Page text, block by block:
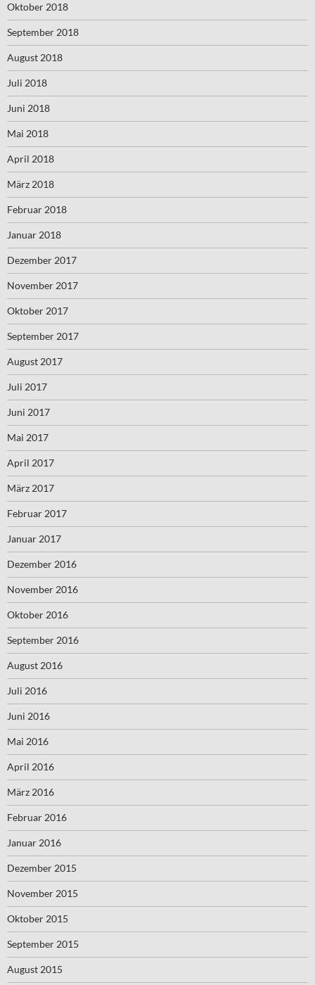
Oktober 2018
September 2018
August 2018
Juli 2018
Juni 2018
Mai 2018
April 2018
März 2018
Februar 2018
Januar 2018
Dezember 2017
November 2017
Oktober 2017
September 2017
August 2017
Juli 2017
Juni 2017
Mai 2017
April 2017
März 2017
Februar 2017
Januar 2017
Dezember 2016
November 2016
Oktober 2016
September 2016
August 2016
Juli 2016
Juni 2016
Mai 2016
April 2016
März 2016
Februar 2016
Januar 2016
Dezember 2015
November 2015
Oktober 2015
September 2015
August 2015